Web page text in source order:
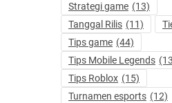
Strategi game (13)
Tanggal Rilis (11)
Tips game (44)
Tips Mobile Legends
Tips Roblox (15)
Turnamen esports (12)